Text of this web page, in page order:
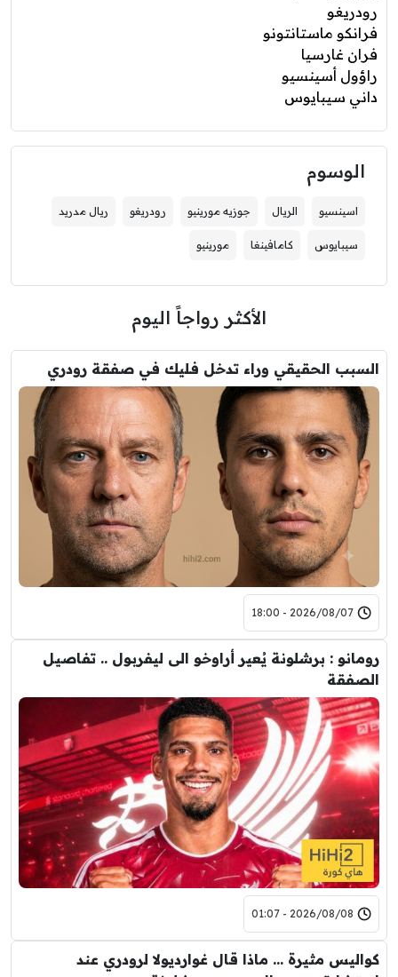
رودريغو
فرانكو ماستانتونو
فران غارسيا
راؤول أسينسيو
داني سيبايوس
الوسوم
اسينسيو الريال جوزيه مورينيو رودريغو ريال مدريد
سيبايوس كامافينغا مورينيو
الأكثر رواجاً اليوم
السبب الحقيقي وراء تدخل فليك في صفقة رودري
2026/08/07 - 18:00
رومانو : برشلونة يُعير أراوخو الى ليفربول .. تفاصيل
الصفقة
2026/08/08 - 01:07
كواليس مثيرة … ماذا قال غوارديولا لرودري عند